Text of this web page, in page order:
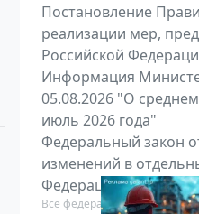
Постановление
реализации мер,
Российской
Информация
05.08.2026 "О
июль 2026 года"
Федеральный закон
изменений в
Федерации"
Все федеральные документы